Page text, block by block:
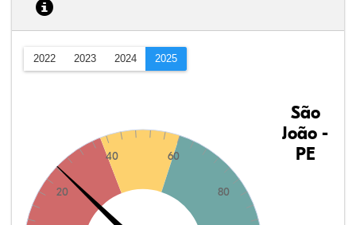
2022 2023 2024 2025
20
40 60
80
São
João -
PE